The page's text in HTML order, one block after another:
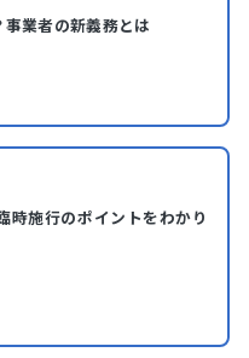
業者の新義務とは
時施行のポイントをわかり